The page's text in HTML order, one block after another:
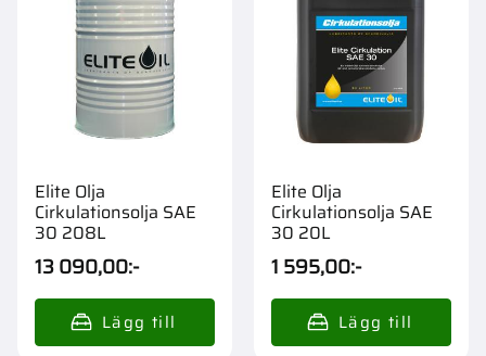
Elite Olja
Cirkulationsolja SAE
30 208L
13 090,00:-
Elite Olja
Cirkulationsolja SAE
30 20L
1 595,00:-